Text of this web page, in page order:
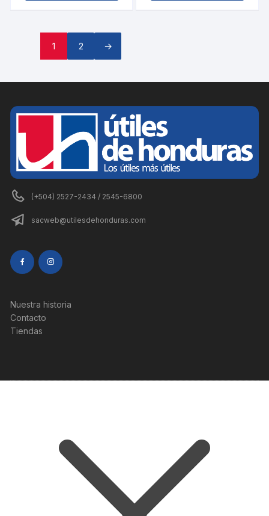
1 2 →
(+504) 2527-2434 / 2545-6800
sacweb@utilesdehonduras.com
Nuestra historia
Contacto
Tiendas